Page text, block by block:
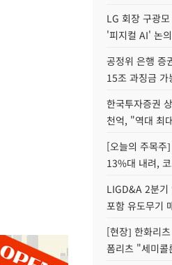
LG 회장 구광
'피지컬 AI' 논
공정위 은행 증
15조 과징금 가
한국투자증권
천억, "역대 최
[오늘의 주목주
13%대 내려,
LIGD&A 2분
포함 유도무기
[현장] 한화리
폼리츠 "세미콜